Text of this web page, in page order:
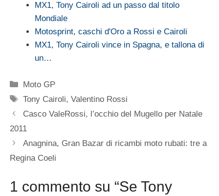
MX1, Tony Cairoli ad un passo dal titolo
Mondiale
Motosprint, caschi d'Oro a Rossi e Cairoli
MX1, Tony Cairoli vince in Spagna, e tallona di
un…
Categorie
Moto GP
Tag
Tony Cairoli,Valentino Rossi
Casco ValeRossi, l’occhio del Mugello per Natale
2011
Anagnina, Gran Bazar di ricambi moto rubati: tre a
Regina Coeli
1 commento su “Se Tony